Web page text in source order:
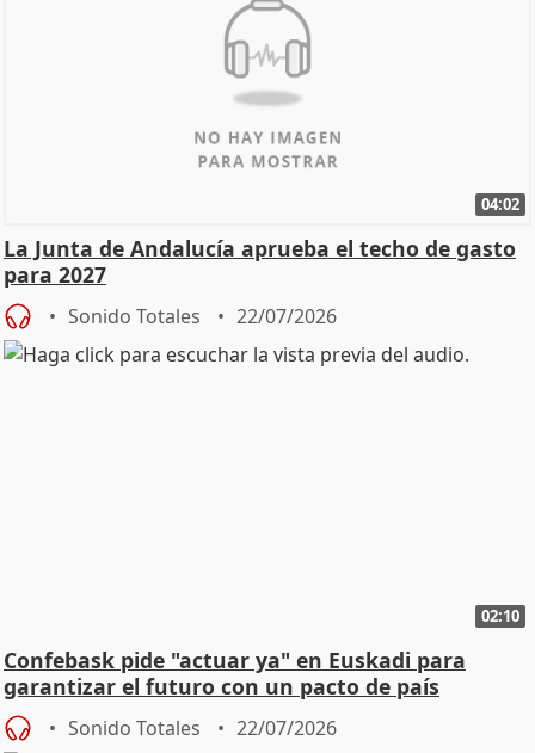
04:02
La Junta de Andalucía aprueba el techo de gasto
para 2027
Sonido Totales 22/07/2026
02:10
Confebask pide "actuar ya" en Euskadi para
garantizar el futuro con un pacto de país
Sonido Totales 22/07/2026